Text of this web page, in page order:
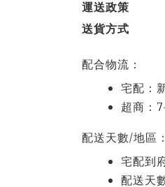
運送政策
送貨方式
配合物流：
宅配：
超商：
配送天數/地區：
宅配到
配送天